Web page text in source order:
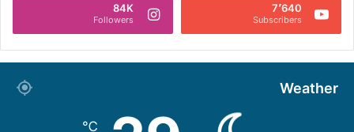
7٬640
Subscribers
84K
Followers
Weather
℃